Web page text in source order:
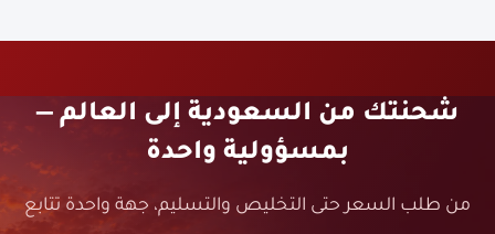
شحنتك من السعودية إلى العالم —
بمسؤولية واحدة
من طلب السعر حتى التخليص والتسليم، جهة واحدة تتابع